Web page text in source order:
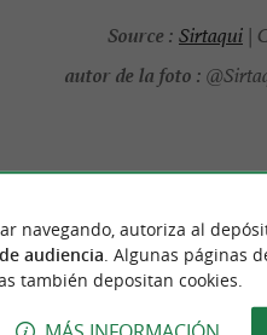
Source : Sirtaqui|
autor de la foto :
navegando, autoriza al
audiencia . Algunas páginas
también depositan cookies.